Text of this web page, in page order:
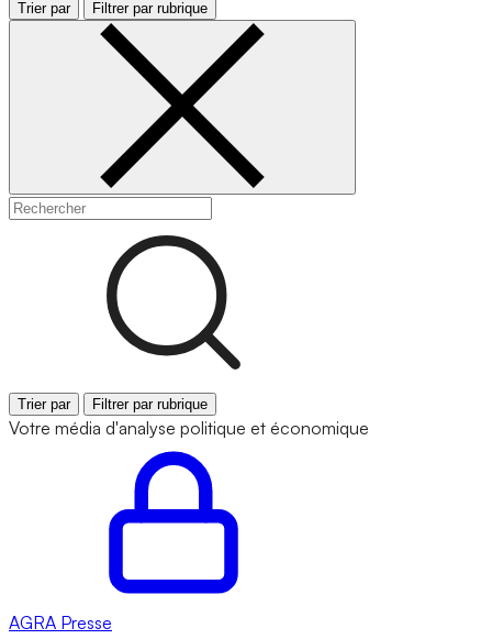
Trier par Filtrer par rubrique
Trier par Filtrer par rubrique
Votre média d'analyse politique et économique
AGRA Presse